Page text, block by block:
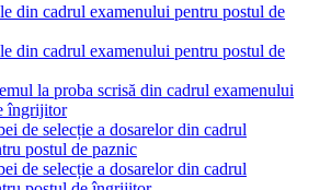
din cadrul examenului pentru postul de
din cadrul examenului pentru postul de
la proba scrisă din cadrul examenului
îngrijitor
de selecție a dosarelor din cadrul
postul de paznic
de selecție a dosarelor din cadrul